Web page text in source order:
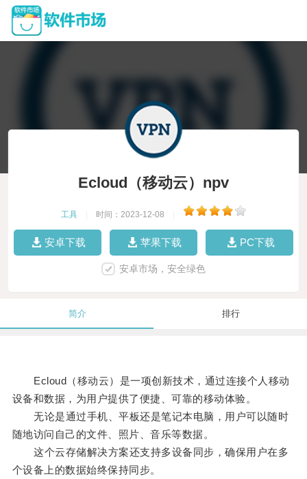
Ecloud（移动云）npv
工具 时间：2023-12-08
安卓下载 苹果下载 PC下载
安卓市场，安全绿色
简介 排行
Ecloud（移动云）是一项创新技术，通过连接个人移动
设备和数据，为用户提供了便捷、可靠的移动体验。
无论是通过手机、平板还是笔记本电脑，用户可以随时
随地访问自己的文件、照片、音乐等数据。
这个云存储解决方案还支持多设备同步，确保用户在多
个设备上的数据始终保持同步。